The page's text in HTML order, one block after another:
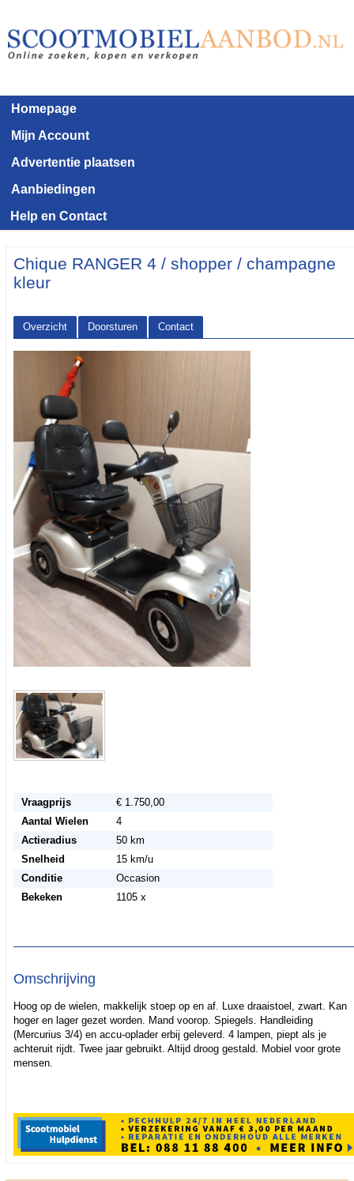
Homepage
Mijn Account
Advertentie plaatsen
Aanbiedingen
Help en Contact
Chique RANGER 4 / shopper / champagne
kleur
Overzicht Doorsturen
Contact
<< Terug naar het advertentie overzicht
Vraagprijs
€ 1.750,00
Aantal Wielen
4
Actieradius
50 km
Snelheid
15 km/u
Conditie
Occasion
Bekeken
1105 x
Omschrijving
Hoog op de wielen, makkelijk stoep op en af. Luxe draaistoel, zwart. Kan
hoger en lager gezet worden. Mand voorop. Spiegels. Handleiding
(Mercurius 3/4) en accu-oplader erbij geleverd. 4 lampen, piept als je
achteruit rijdt. Twee jaar gebruikt. Altijd droog gestald. Mobiel voor grote
mensen.